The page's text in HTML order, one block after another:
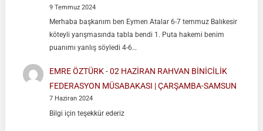
9 Temmuz 2024
Merhaba başkanım ben Eymen Atalar 6-7 temmuz Balıkesir
köteyli yarışmasında tabla bendi 1. Puta hakemi benim
puanımı yanlış söyledi 4-6…
EMRE ÖZTÜRK-02 HAZİRAN RAHVAN BİNİCİLİK
FEDERASYON MÜSABAKASI | ÇARŞAMBA-SAMSUN
7 Haziran 2024
Bilgi için teşekkür ederiz